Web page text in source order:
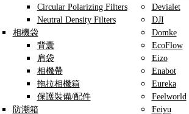
Circular Polarizing Filters
Neutral Density Filters
相機袋
背囊
肩袋
相機帶
拖拉相機箱
保護裝備/配件
防潮箱
Devialet
DJI
Domke
EcoFlow
Eizo
Enabot
Eureka
Feelworld
Feiyu